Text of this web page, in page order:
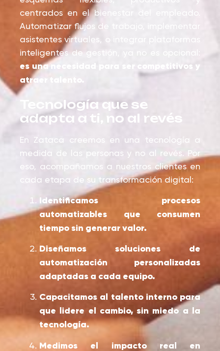
centrados en el bienestar del empleado.
Automatizar flujos de trabajo, implementar
asistentes virtuales, o integrar plataformas
inteligentes de gestión, ya no es opcional:
es una necesidad para ser competitivos y
atraer talento.
Tecnología que se
adapta a ti, no al revés
En Zataca creemos en una tecnología a
medida de las personas y no al revés. Por
eso, acompañamos a nuestros clientes en
cada etapa de su transformación digital:
Identificamos procesos
automatizables que consumen
tiempo sin generar valor.
Diseñamos soluciones de
automatización personalizadas
adaptadas a cada equipo.
Capacitamos al talento interno para
que lidere el cambio, sin miedo a la
tecnología.
Medimos el impacto real en